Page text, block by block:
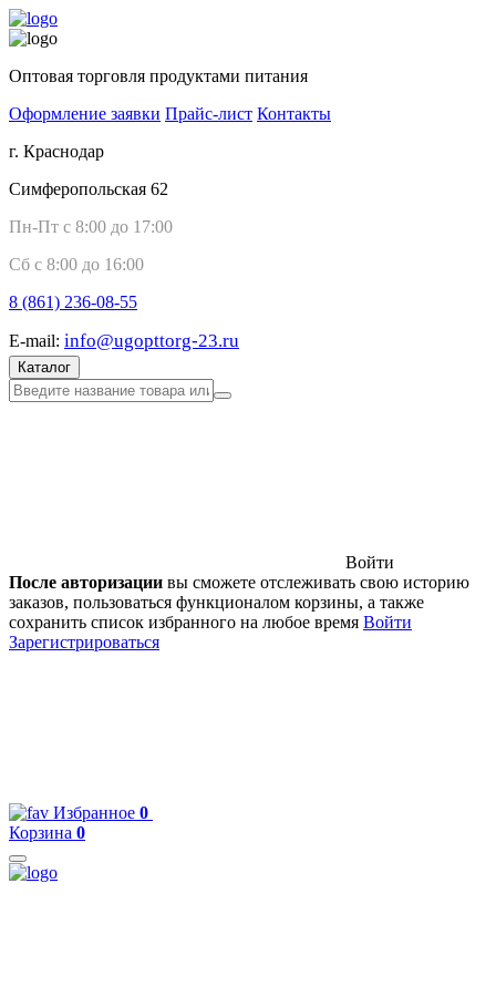
Оптовая торговля продуктами питания
Оформление заявки Прайс-лист Контакты
г. Краснодар
Симферопольская 62
Пн-Пт с 8:00 до 17:00
Сб с 8:00 до 16:00
8 (861) 236-08-55
E-mail: info@ugopttorg-23.ru
Каталог
Войти
После авторизации вы сможете отслеживать свою историю
заказов, пользоваться функционалом корзины, а также
сохранить список избранного на любое время Войти
Зарегистрироваться
Избранное 0
Корзина 0